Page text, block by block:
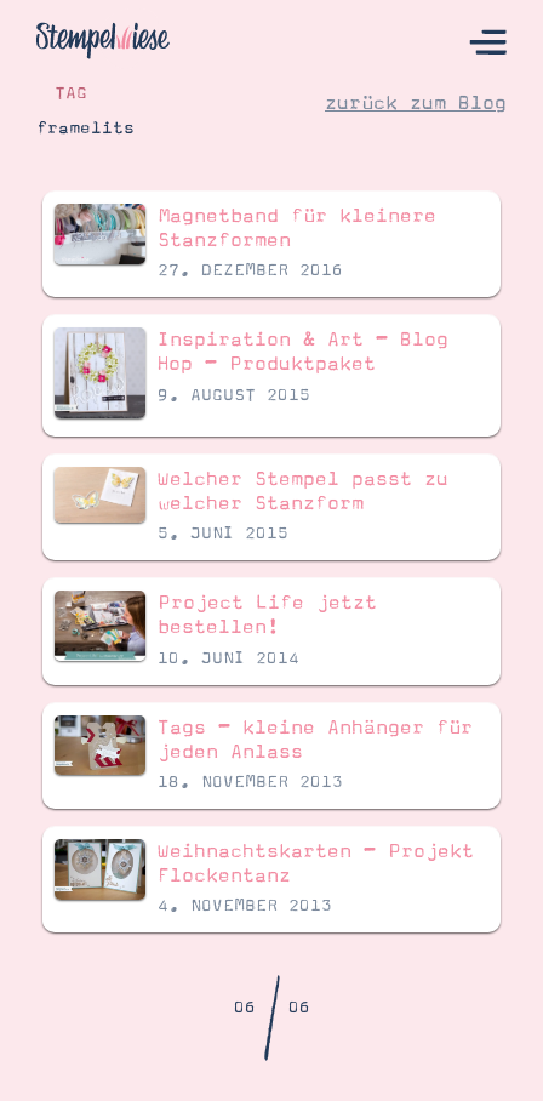
Hier Starten
Katalog
Bestellen
Demonstrator werden
Gutscheine
Produkte erklärt
Über mich
Über Stampin’ Up!
Tipps & Tricks
Ordnungstipps
TAG
framelits
zurück zum Blog
Magnetband für kleinere
Stanzformen
27. DEZEMBER 2016
Inspiration & Art – Blog
Hop – Produktpaket
9. AUGUST 2015
Welcher Stempel passt zu
welcher Stanzform
5. JUNI 2015
Project Life jetzt
bestellen!
10. JUNI 2014
Tags – kleine Anhänger für
jeden Anlass
18. NOVEMBER 2013
Weihnachtskarten – Projekt
Flockentanz
4. NOVEMBER 2013
06/06